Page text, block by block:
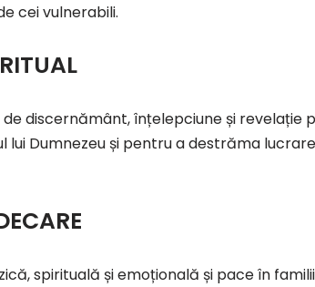
cei vulnerabili.
de discernământ, înțelepciune și revelație
lui Dumnezeu și pentru a destrăma
spirituală și emoțională și pace în